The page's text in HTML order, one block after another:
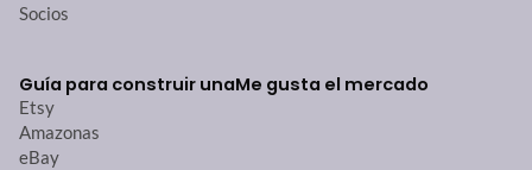
Socios
Guía para construir unaMe gusta el mercado
Etsy
Amazonas
eBay